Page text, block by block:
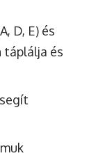
D, E) és
táplálja és